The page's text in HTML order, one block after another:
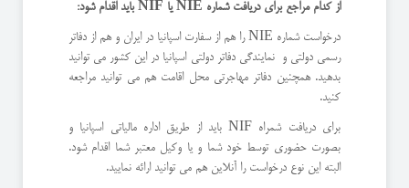
از کدام مراجع برای دریافت شماره NIEیا NIFباید اقدام شود:
درخواست شماره NIE را هم از سفارت اسپانیا در ایران و هم از دفاتر
رسمی دولتی و نمایندگی دفاتر دولتی اسپانیا در این کشور می توانید
بدهید. همچنین دفاتر مهاجرتی محل اقامت هم می توانید مراجعه
کنید.
برای دریافت شمراه NIF باید از طریق اداره مالیاتی اسپانیا و
بصورت حضوری توسط خود شما و یا وکیل معتبر شما اقدام شود.
البته این نوع درخواست را آنلاین هم می توانید ارائه نمایید.